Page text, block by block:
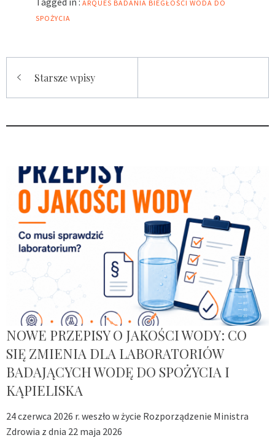
ARQUES BADANIA BIEGŁOŚCI WODA DO
SPOŻYCIA
po
Starsze wpisy
NOWE PRZEPISY O JAKOŚCI WODY: CO
SIĘ ZMIENIA DLA LABORATORIÓW
BADAJĄCYCH WODĘ DO SPOŻYCIA I
KĄPIELISKA
24 czerwca 2026 r. weszło w życie Rozporządzenie Ministra
Zdrowia z dnia 22 maja 2026